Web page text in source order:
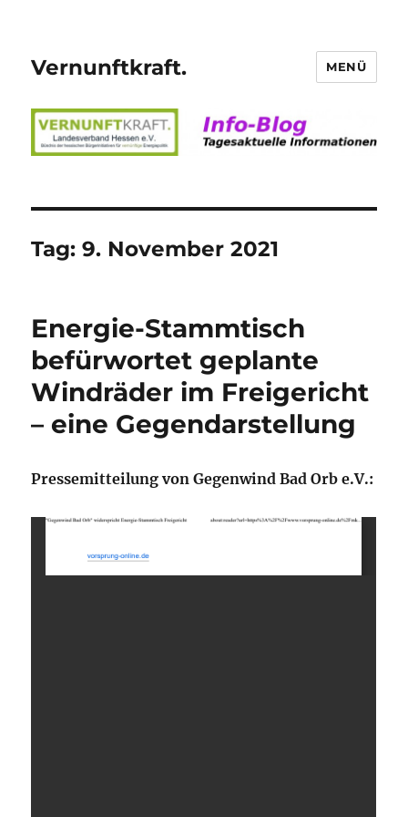
Vernunftkraft. MENÜ
Tag:9. November 2021
Energie-Stammtisch
befürwortet geplante
Windräder im Freigericht
– eine Gegendarstellung
Pressemitteilung von Gegenwind Bad Orb e.V.: